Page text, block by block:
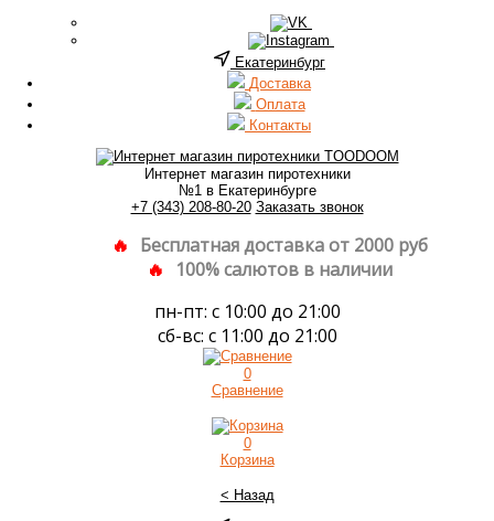
Екатеринбург
Доставка
Оплата
Контакты
Интернет магазин пиротехники
№1 в Екатеринбурге
+7 (343) 208-80-20 Заказать звонок
Бесплатная доставка от 2000 руб
100% салютов в наличии
пн-пт: с 10:00 до 21:00
сб-вс: с 11:00 до 21:00
0
Сравнение
0
Корзина
< Назад